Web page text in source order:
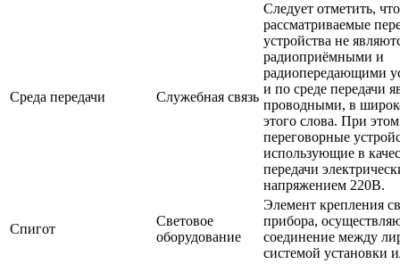
Среда передачи Служебная связь
Следует отметить, что
рассматриваемые
устройства не
радиоприёмными и
радиопередающими
и по среде передачи
проводными, в
этого слова. При
переговорные
использующие в
передачи
напряжением 220В.
Спигот
Световое
оборудование
Элемент крепления
прибора,
соединение между
системой установки